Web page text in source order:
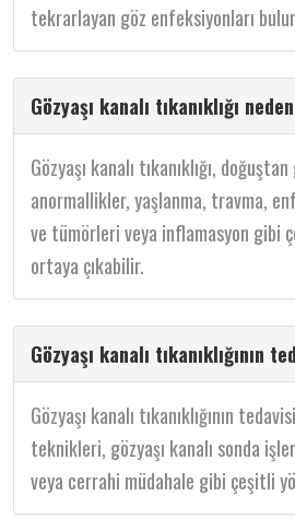
tekrarlayan göz enfeksiyonları
Gözyaşı kanalı tıkanıklığı
Gözyaşı kanalı tıkanıklığı,
anormallikler, yaşlanma, travma,
ve tümörleri veya inflamasyon gibi
ortaya çıkabilir.
Gözyaşı kanalı tıkanıklığının
Gözyaşı kanalı tıkanıklığının
teknikleri, gözyaşı kanalı sonda
veya cerrahi müdahale gibi çeşitli